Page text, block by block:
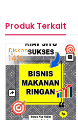
Produk Terkait
Diskon
14%